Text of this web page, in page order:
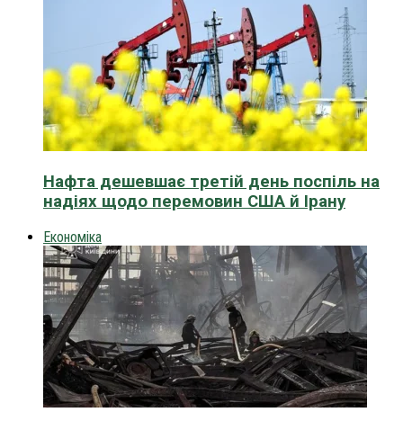
Нафта дешевшає третій день поспіль на
надіях щодо перемовин США й Ірану
Економіка